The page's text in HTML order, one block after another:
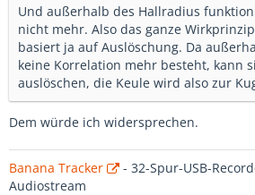
Und außerhalb des Hallradius
nicht mehr. Also das ganze
basiert ja auf Auslöschung. Da
keine Korrelation mehr besteht, kann
auslöschen, die Keule wird also zur
Dem würde ich widersprechen.
Banana Tracker
- 32-Spur-USB-
Audiostream